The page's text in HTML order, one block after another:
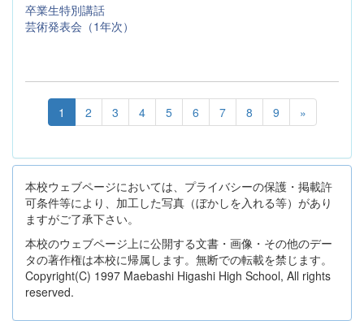
卒業生特別講話
芸術発表会（1年次）
1 2 3 4 5 6 7 8 9 »
本校ウェブページにおいては、プライバシーの保護・掲載許
可条件等により、加工した写真（ぼかしを入れる等）があり
ますがご了承下さい。
本校のウェブページ上に公開する文書・画像・その他のデー
タの著作権は本校に帰属します。無断での転載を禁じます。
Copyright(C) 1997 Maebashi Higashi High School, All rights
reserved.